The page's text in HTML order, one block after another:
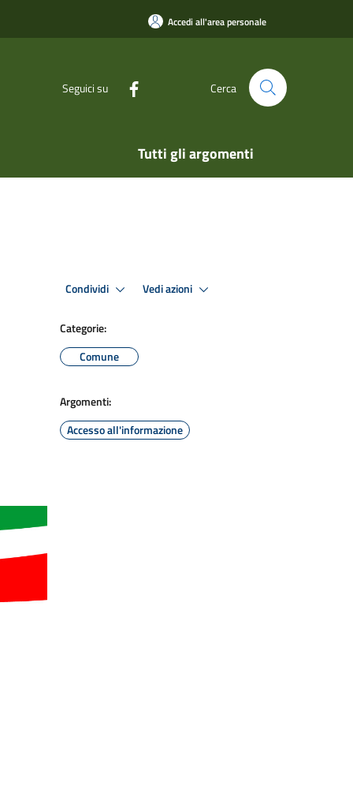
Accedi all'area personale
Seguici su Cerca
Tutti gli argomenti
Condividi Vedi azioni
Categorie:
Comune
Argomenti:
Accesso all'informazione